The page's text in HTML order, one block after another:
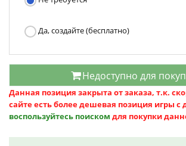
Да, создайте (бесплатно)
Недоступно для
Данная позиция закрыта от заказа, т.к.
сайте есть более дешевая позиция игры с
воспользуйтесь поиском для покупки